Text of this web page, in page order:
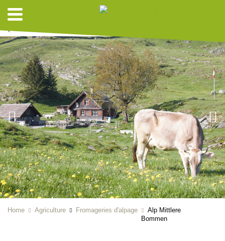
Home Agriculture Fromageries d'alpage
Alp Mittlere
Bommen